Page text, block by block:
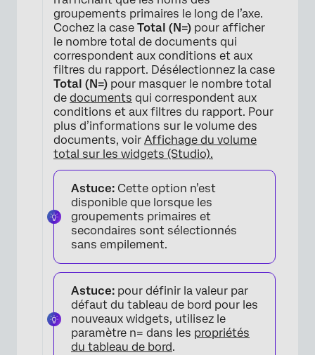
×
groupements primaires le long de l’axe.
Cochez la case Total (N=) pour afficher
le nombre total de documents qui
correspondent aux conditions et aux
filtres du rapport. Désélectionnez la case
Total (N=) pour masquer le nombre total
de documents qui correspondent aux
conditions et aux filtres du rapport. Pour
plus d’informations sur le volume des
documents, voir Affichage du volume
total sur les widgets (Studio).
Astuce: Cette option n’est
disponible que lorsque les
groupements primaires et
secondaires sont sélectionnés
sans empilement.
Astuce: pour définir la valeur par
défaut du tableau de bord pour les
nouveaux widgets, utilisez le
paramètre n= dans les propriétés
du tableau de bord.